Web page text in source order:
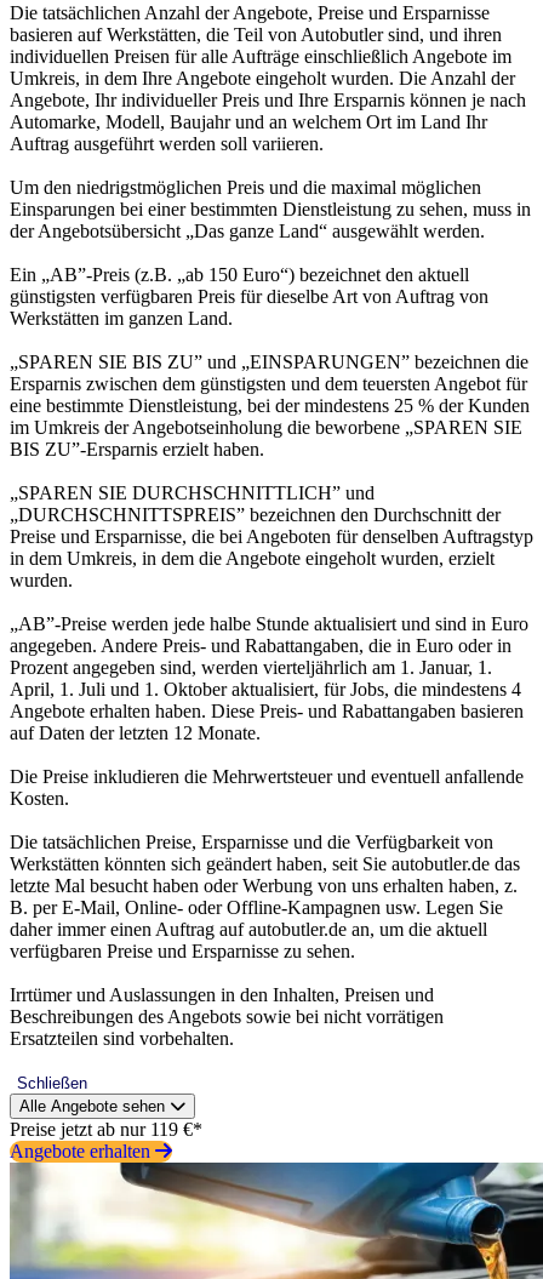
Die tatsächlichen Anzahl der Angebote, Preise und Ersparnisse
basieren auf Werkstätten, die Teil von Autobutler sind, und ihren
individuellen Preisen für alle Aufträge einschließlich Angebote im
Umkreis, in dem Ihre Angebote eingeholt wurden. Die Anzahl der
Angebote, Ihr individueller Preis und Ihre Ersparnis können je nach
Automarke, Modell, Baujahr und an welchem Ort im Land Ihr
Auftrag ausgeführt werden soll variieren.
Um den niedrigstmöglichen Preis und die maximal möglichen
Einsparungen bei einer bestimmten Dienstleistung zu sehen, muss in
der Angebotsübersicht „Das ganze Land“ ausgewählt werden.
Ein „AB”-Preis (z.B. „ab 150 Euro“) bezeichnet den aktuell
günstigsten verfügbaren Preis für dieselbe Art von Auftrag von
Werkstätten im ganzen Land.
„SPAREN SIE BIS ZU” und „EINSPARUNGEN” bezeichnen die
Ersparnis zwischen dem günstigsten und dem teuersten Angebot für
eine bestimmte Dienstleistung, bei der mindestens 25 % der Kunden
im Umkreis der Angebotseinholung die beworbene „SPAREN SIE
BIS ZU”-Ersparnis erzielt haben.
„SPAREN SIE DURCHSCHNITTLICH” und
„DURCHSCHNITTSPREIS” bezeichnen den Durchschnitt der
Preise und Ersparnisse, die bei Angeboten für denselben Auftragstyp
in dem Umkreis, in dem die Angebote eingeholt wurden, erzielt
wurden.
„AB”-Preise werden jede halbe Stunde aktualisiert und sind in Euro
angegeben. Andere Preis- und Rabattangaben, die in Euro oder in
Prozent angegeben sind, werden vierteljährlich am 1. Januar, 1.
April, 1. Juli und 1. Oktober aktualisiert, für Jobs, die mindestens 4
Angebote erhalten haben. Diese Preis- und Rabattangaben basieren
auf Daten der letzten 12 Monate.
Die Preise inkludieren die Mehrwertsteuer und eventuell anfallende
Kosten.
Die tatsächlichen Preise, Ersparnisse und die Verfügbarkeit von
Werkstätten könnten sich geändert haben, seit Sie autobutler.de das
letzte Mal besucht haben oder Werbung von uns erhalten haben, z.
B. per E-Mail, Online- oder Offline-Kampagnen usw. Legen Sie
daher immer einen Auftrag auf autobutler.de an, um die aktuell
verfügbaren Preise und Ersparnisse zu sehen.
Irrtümer und Auslassungen in den Inhalten, Preisen und
Beschreibungen des Angebots sowie bei nicht vorrätigen
Ersatzteilen sind vorbehalten.
Schließen
Alle Angebote sehen
Preise jetzt ab nur 119 €*
Angebote erhalten